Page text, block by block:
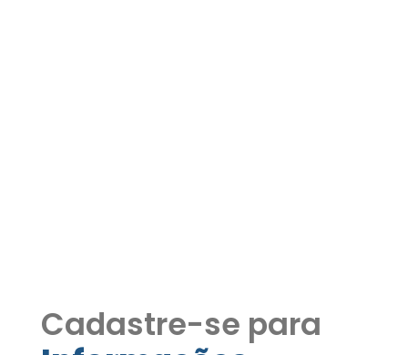
Cadastre-se para